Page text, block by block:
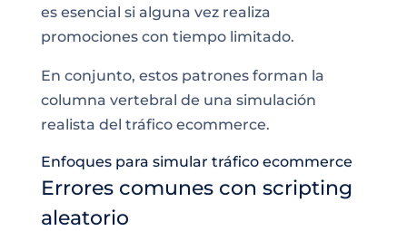
es esencial si alguna vez realiza
promociones con tiempo limitado.
En conjunto, estos patrones forman la
columna vertebral de una simulación
realista del tráfico ecommerce.
Enfoques para simular tráfico ecommerce
Errores comunes con scripting
aleatorio